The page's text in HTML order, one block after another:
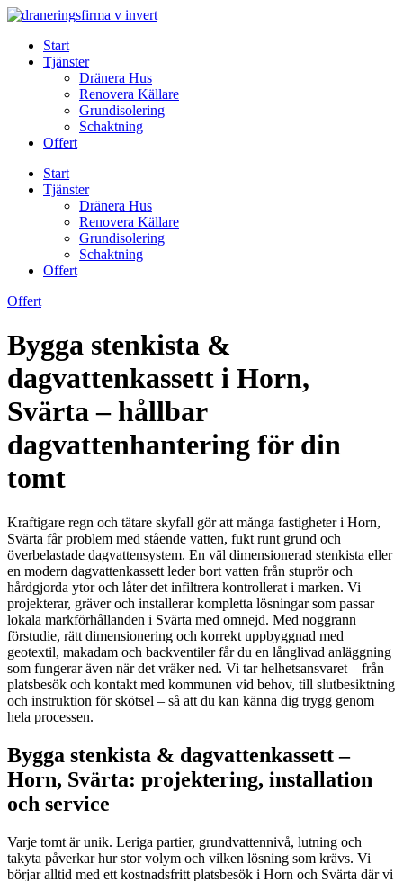
Skip
contentStart
Tjänster
Dränera Hus
Renovera Källare
Grundisolering
Schaktning
Offert
Start
Tjänster
Dränera Hus
Renovera Källare
Grundisolering
Schaktning
Offert
Offert
Bygga stenkista &
dagvattenkassett i Horn,
Svärta – hållbar
dagvattenhantering för din
tomt
Kraftigare regn och tätare skyfall gör att många fastigheter i Horn,
Svärta får problem med stående vatten, fukt runt grund och
överbelastade dagvattensystem. En väl dimensionerad stenkista eller
en modern dagvattenkassett leder bort vatten från stuprör och
hårdgjorda ytor och låter det infiltrera kontrollerat i marken. Vi
projekterar, gräver och installerar kompletta lösningar som passar
lokala markförhållanden i Svärta med omnejd. Med noggrann
förstudie, rätt dimensionering och korrekt uppbyggnad med
geotextil, makadam och backventiler får du en långlivad anläggning
som fungerar även när det vräker ned. Vi tar helhetsansvaret – från
platsbesök och kontakt med kommunen vid behov, till slutbesiktning
och instruktion för skötsel – så att du kan känna dig trygg genom
hela processen.
Bygga stenkista & dagvattenkassett –
Horn, Svärta: projektering, installation
och service
Varje tomt är unik. Leriga partier, grundvattennivå, lutning och
takyta påverkar hur stor volym och vilken lösning som krävs. Vi
börjar alltid med ett kostnadsfritt platsbesök i Horn och Svärta där vi